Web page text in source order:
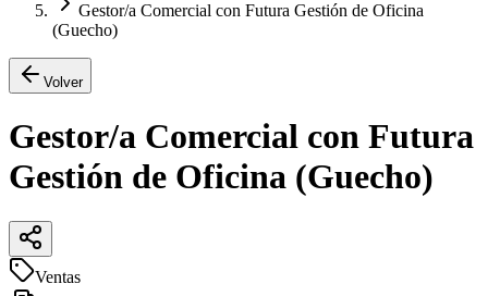
Gestor/a Comercial con Futura Gestión de Oficina
(Guecho)
Volver
Gestor/a Comercial con Futura
Gestión de Oficina (Guecho)
Ventas